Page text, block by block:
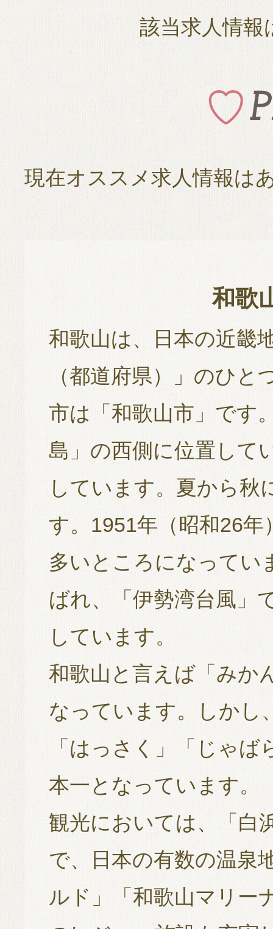
該当求人情
現在オススメ求人情報は
和歌
和歌山は、日本の近畿
（都道府県）」のひ
市は「和歌山市」です
島」の西側に位置して
しています。夏から秋
す。1951年（昭和26
多いところになってい
ばれ、「伊勢湾台風」
しています。
和歌山と言えば「みか
なっています。しかし
「はっさく」「じゃ
本一となっています。
観光においては、「白
で、日本の有数の温泉
ルド」「和歌山マリー